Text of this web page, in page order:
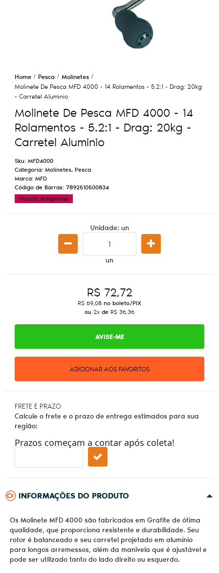
Home Pesca
Molinetes
Molinete De Pesca MFD 4000 - 14 Rolamentos - 5.2:1 - Drag: 20kg
- Carretel Aluminio
Molinete De Pesca MFD 4000 - 14
Rolamentos - 5.2:1 - Drag: 20kg -
Carretel Aluminio
Sku: MFD4000
Categoria: Molinetes, Pesca
Marca: MFD
Código de Barras: 7892510500834
Produto Indisponível
Unidade: un
un
R$ 72,72
R$ 69,08 no boleto/PIX
ou 2x de R$ 36,36
AVISE-ME
ADICIONAR AOS FAVORITOS
FRETE E PRAZO
Calcule o frete e o prazo de entrega estimados para sua
região:
Prazos começam a contar após coleta!
INFORMAÇÕES DO PRODUTO
Os Molinete MFD 4000 são fabricados em Grafite de ótima
qualidade, que proporciona resistente e durabilidade. Seu
rotor é balanceado e seu carretel projetado em alumínio
para longos arremessos, além da manivela que é ajustável e
pode ser utilizado tanto do lado direito ou esquerdo.